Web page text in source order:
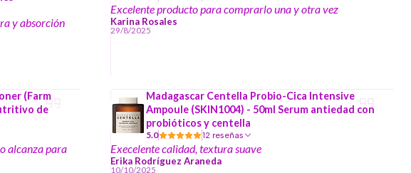
y absorción
Excelente producto para comprarlo una y otra vez
Karina Rosales
29/8/2025
(Farm
de
alcanza para
Madagascar Centella Probio-Cica Intensive
Ampoule (SKIN1004) - 50ml Serum antiedad con
probióticos y centella
5.0 12 reseñas
Execelente calidad, textura suave
Erika Rodríguez Araneda
10/10/2025